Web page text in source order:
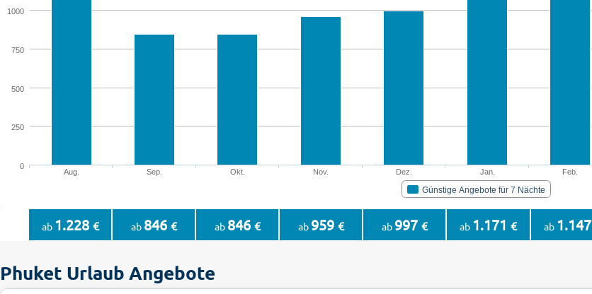
Günstige Angebote für 7 Nächte
Aug. Sep. Okt. Nov. Dez. Jan. Feb.
0
250
500
750
1000
ab 1.228 € ab 846 € ab 846 € ab 959 € ab 997 € ab 1.171 € ab 1.147
Phuket Urlaub Angebote